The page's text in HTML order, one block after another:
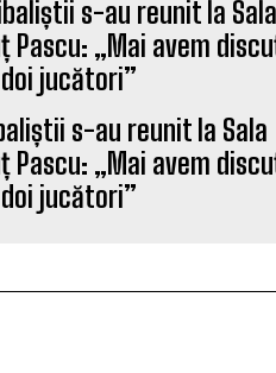
s-au reunit la Sala
Pascu: „Mai avem
jucători”